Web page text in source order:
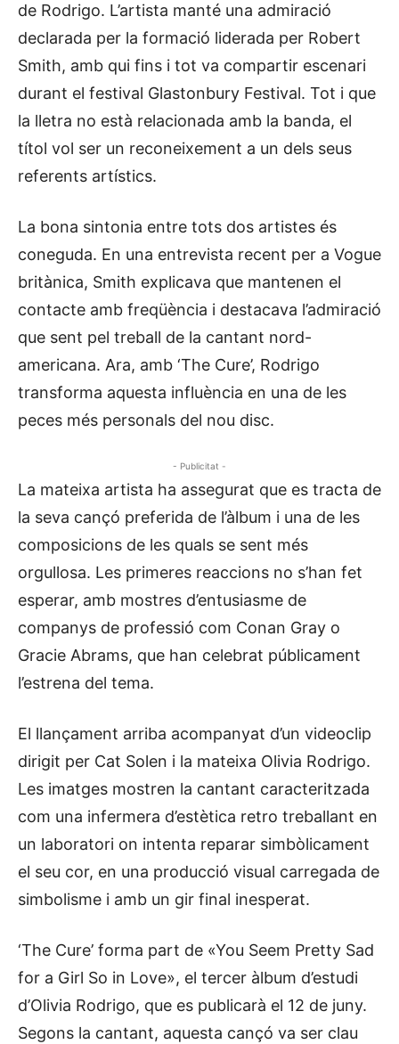
de Rodrigo. L’artista manté una admiració
declarada per la formació liderada per Robert
Smith, amb qui fins i tot va compartir escenari
durant el festival Glastonbury Festival. Tot i que
la lletra no està relacionada amb la banda, el
títol vol ser un reconeixement a un dels seus
referents artístics.
La bona sintonia entre tots dos artistes és
coneguda. En una entrevista recent per a Vogue
britànica, Smith explicava que mantenen el
contacte amb freqüència i destacava l’admiració
que sent pel treball de la cantant nord-
americana. Ara, amb ‘The Cure’, Rodrigo
transforma aquesta influència en una de les
peces més personals del nou disc.
- Publicitat -
La mateixa artista ha assegurat que es tracta de
la seva cançó preferida de l’àlbum i una de les
composicions de les quals se sent més
orgullosa. Les primeres reaccions no s’han fet
esperar, amb mostres d’entusiasme de
companys de professió com Conan Gray o
Gracie Abrams, que han celebrat públicament
l’estrena del tema.
El llançament arriba acompanyat d’un videoclip
dirigit per Cat Solen i la mateixa Olivia Rodrigo.
Les imatges mostren la cantant caracteritzada
com una infermera d’estètica retro treballant en
un laboratori on intenta reparar simbòlicament
el seu cor, en una producció visual carregada de
simbolisme i amb un gir final inesperat.
‘The Cure’ forma part de «You Seem Pretty Sad
for a Girl So in Love», el tercer àlbum d’estudi
d’Olivia Rodrigo, que es publicarà el 12 de juny.
Segons la cantant, aquesta cançó va ser clau